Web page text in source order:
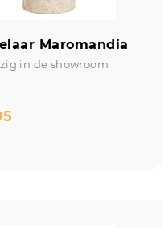
Maromandia
in de showroom